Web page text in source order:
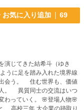
お気に入り追加 69
演じてきた結希斗（ゆき
うに足を踏み入れた境界線
会う。 住む世界も、価値
。 異質同士の交流はいつ
。 🌸登場人物🌸
企業の跡取り